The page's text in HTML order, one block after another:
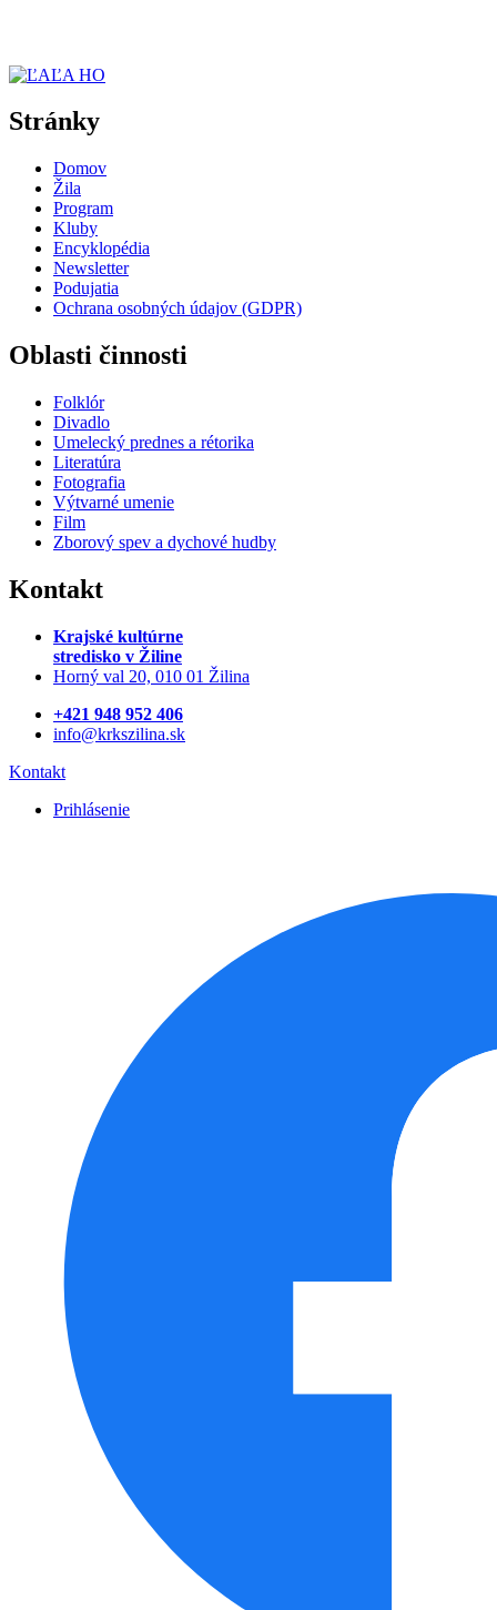
Stránky
Domov
Žila
Program
Kluby
Encyklopédia
Newsletter
Podujatia
Ochrana osobných údajov (GDPR)
Oblasti činnosti
Folklór
Divadlo
Umelecký prednes a rétorika
Literatúra
Fotografia
Výtvarné umenie
Film
Zborový spev a dychové hudby
Kontakt
Krajské kultúrne
stredisko v Žiline
Horný val 20, 010 01 Žilina
+421 948 952 406
info@krkszilina.sk
Kontakt
Prihlásenie